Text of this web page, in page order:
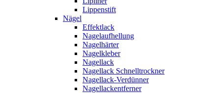
Lippenstift
Nägel
Effektlack
Nagelaufhellung
Nagelhärter
Nagelkleber
Nagellack
Nagellack Schnelltrockner
Nagellack-Verdünner
Nagellackentferner